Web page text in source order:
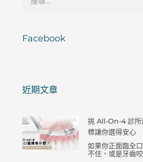
Facebook
近期文章
挑 All-On-4 診所
標讓你選得安心
如果你正面臨全
不住、或是牙齒